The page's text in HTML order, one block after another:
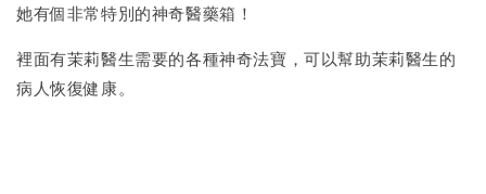
她有個非常特別的神奇醫藥箱！
裡面有茉莉醫生需要的各種神奇法寶，可以幫助茉莉醫生的
病人恢復健康。